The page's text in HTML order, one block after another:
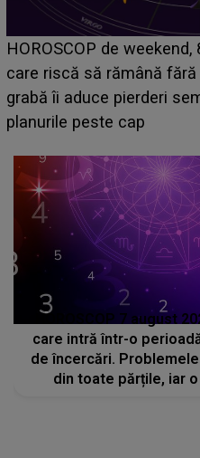
Emanuel a ținut ACEST
acum! În fața Alexandrei,
face o MĂRTURISIRE
sa: "I-am spus și ei în
HOROSCOP 7 august
care intră într-o
de încercări.
din toate părțile, iar